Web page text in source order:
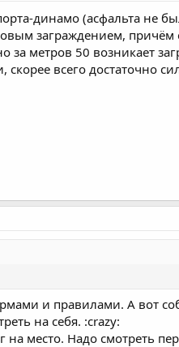
динамо (асфальта не
заграждением,
за метров 50 возникает
всего достаточно
и правилами. А вот
на себя. :crazy:
на место. Надо смотреть